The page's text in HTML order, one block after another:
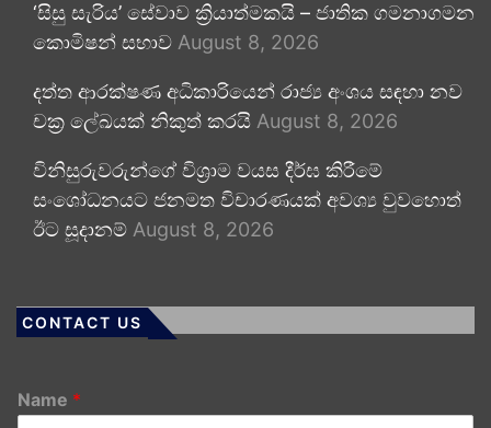
‘සිසු සැරිය’ සේවාව ක්‍රියාත්මකයි – ජාතික ගමනාගමන
කොමිෂන් සභාව August 8, 2026
දත්ත ආරක්ෂණ අධිකාරියෙන් රාජ්‍ය අංශය සඳහා නව
චක්‍ර ලේඛයක් නිකුත් කරයි August 8, 2026
විනිසුරුවරුන්ගේ විශ්‍රාම වයස දීර්ඝ කිරීමේ
සංශෝධනයට ජනමත විචාරණයක් අවශ්‍ය වුවහොත්
ඊට සූදානම් August 8, 2026
CONTACT US
Name *